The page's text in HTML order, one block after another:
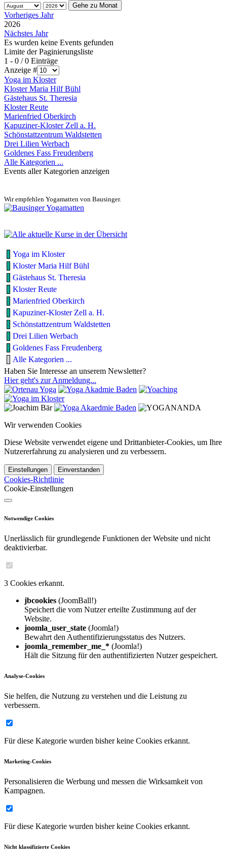
Gehe zu Monat
Vorheriges Jahr
2026
Nächstes Jahr
Es wurden keine Events gefunden
Limite der Paginierungsliste
1 - 0 / 0 Einträge
Anzeige #
Yoga im Kloster
Kloster Maria Hilf Bühl
Gästehaus St. Theresia
Kloster Reute
Marienfried Oberkirch
Kapuziner-Kloster Zell a. H.
Schönstattzentrum Waldstetten
Drei Lilien Werbach
Goldenes Fass Freudenberg
Alle Kategorien ...
Events aller Kategorien anzeigen
Wir empfehlen Yogamatten von Bausinger.
Yoga im Kloster
Kloster Maria Hilf Bühl
Gästehaus St. Theresia
Kloster Reute
Marienfried Oberkirch
Kapuziner-Kloster Zell a. H.
Schönstattzentrum Waldstetten
Drei Lilien Werbach
Goldenes Fass Freudenberg
Alle Kategorien ...
Haben Sie Interesse an unserem Newsletter?
Hier geht's zur Anmeldung...
Wir verwenden Cookies
Diese Website verwendet eigene und Drittanbieter-Cookies, um Ihre
Nutzererfahrung zu analysieren und zu verbessern.
Einstellungen Einverstanden
Cookies-Richtlinie
Cookie-Einstellungen
Notwendige Cookies
Unerlässlich für grundlegende Funktionen der Website und nicht
deaktivierbar.
3 Cookies erkannt.
jbcookies (JoomBall!)
Speichert die vom Nutzer erteilte Zustimmung auf der
Website.
joomla_user_state (Joomla!)
Bewahrt den Authentifizierungsstatus des Nutzers.
joomla_remember_me_* (Joomla!)
Hält die Sitzung für den authentifizierten Nutzer gespeichert.
Analyse-Cookies
Sie helfen, die Nutzung zu verstehen und die Leistung zu
verbessern.
Für diese Kategorie wurden bisher keine Cookies erkannt.
Marketing-Cookies
Personalisieren die Werbung und messen die Wirksamkeit von
Kampagnen.
Für diese Kategorie wurden bisher keine Cookies erkannt.
Nicht klassifizierte Cookies